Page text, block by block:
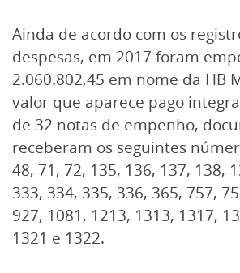
Ainda de acordo com os
despesas, em 2017 foram
2.060.802,45 em nome da HB
valor que aparece pago
de 32 notas de empenho,
receberam os seguintes
48, 71, 72, 135, 136, 137, 138,
333, 334, 335, 336, 365, 757,
927, 1081, 1213, 1313, 1317,
1321 e 1322.